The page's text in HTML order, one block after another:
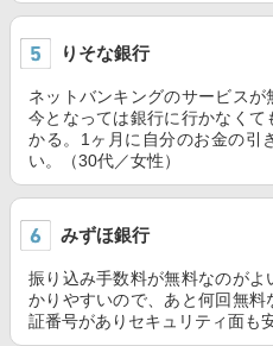
りそな銀行
ネットバンキングのサービスが
今となっては銀行に行かなく
かる。1ヶ月に自分のお金の引
い。（30代／女性）
みずほ銀行
振り込み手数料が無料なのが
かりやすいので、あと何回無
証番号がありセキュリティ面も